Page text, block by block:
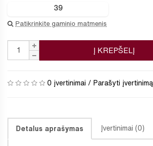
39
Patikrinkite gaminio matmenis
Į KREPŠELĮ
0 įvertinimai / Parašyti įvertinimą
Detalus aprašymas Įvertinimai (0)